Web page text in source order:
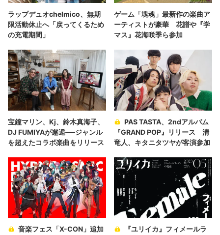
ラップデュオchelmico、無期
限活動休止へ「戻ってくるため
の充電期間」
ゲーム「塊魂」最新作の楽曲ア
ーティストが豪華 花譜や『学
マス』花海咲季ら参加
宝鐘マリン、Kj、鈴木真海子、
DJ FUMIYAが邂逅──ジャンル
を超えたコラボ楽曲をリリース
PAS TASTA、2ndアルバム
『GRAND POP』リリース 清
竜人、キタニタツヤが客演参加
音楽フェス「X-CON」追加 『ユリイカ』フィメールラ